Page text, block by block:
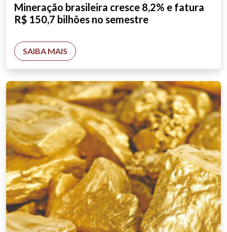
Mineração brasileira cresce 8,2% e fatura
R$ 150,7 bilhões no semestre
SAIBA MAIS